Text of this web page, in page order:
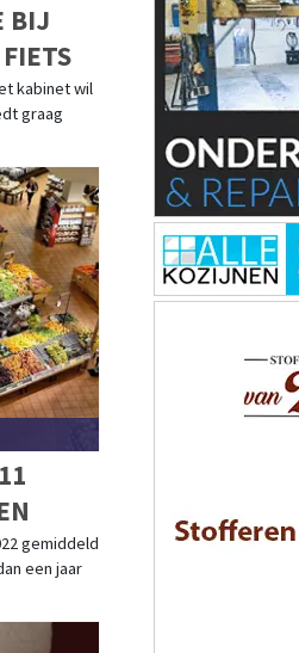
BIJ
kabinet wil
graag
gemiddeld
een jaar